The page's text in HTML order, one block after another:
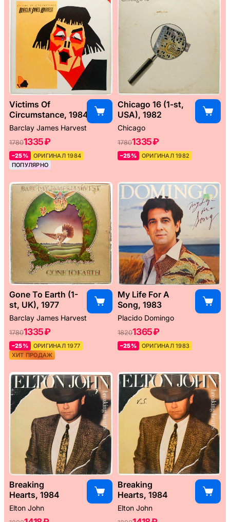
Victims Of
Circumstance, 1984
Barclay James Harvest
17801335 ₽
–25%
ОРИГИНАЛ 1984
ПОПУЛЯРНО
Chicago 16 (1-st,
USA), 1982
Chicago
17801335 ₽
–25% ОРИГИНАЛ 1982
Gone To Earth (1-
st, UK), 1977
Barclay James Harvest
17801335 ₽
–25%
ОРИГИНАЛ 1977
ХИТ ПРОДАЖ
My Life For A
Song, 1983
Placido Domingo
18201365 ₽
–25% ОРИГИНАЛ 1983
Breaking
Hearts, 1984
Elton John
Breaking
Hearts, 1984
Elton John